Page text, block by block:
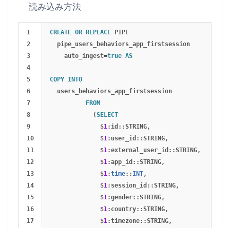
読み込み方法
1
2
3
4
5
6
7
8
9
10
11
12
13
14
15
16
17
CREATE OR REPLACE PIPE
pipe_users_behaviors_app_firstsession
auto_ingest=true AS
COPY INTO
users_behaviors_app_firstsession
FROM
(SELECT
$1 : id ::STRING,
$1 : user_id ::STRING,
$1 :external_user_id ::STRING,
$1 :app_id ::STRING,
$1 :time:: INT,
$1 : session_id ::STRING,
$1 :gender::STRING,
$1 : country::STRING,
$1 :timezone::STRING,